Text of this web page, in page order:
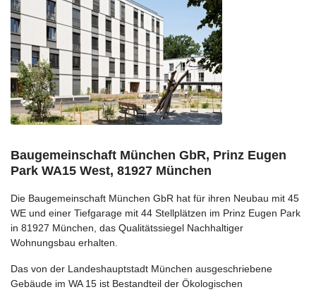
Baugemeinschaft München GbR, Prinz Eugen
Park WA15 West, 81927 München
Die Baugemeinschaft München GbR hat für ihren Neubau mit 45
WE und einer Tiefgarage mit 44 Stellplätzen im Prinz Eugen Park
in 81927 München, das Qualitätssiegel Nachhaltiger
Wohnungsbau erhalten.
Das von der Landeshauptstadt München ausgeschriebene
Gebäude im WA 15 ist Bestandteil der Ökologischen